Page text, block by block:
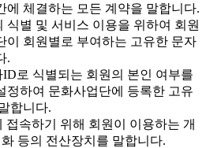
에 체결하는 모든 계약을 말합니다.
식별 및 서비스 이용을 위하여 회원
이 회원별로 부여하는 고유한 문자
.
로 식별되는 회원의 본인 여부를
정하여 문화사업단에 등록한 고유
합니다.
접속하기 위해 회원이 이용하는 개
등의 전산장치를 말합니다.